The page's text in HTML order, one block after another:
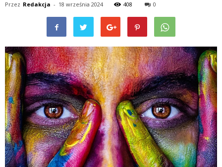
Przez Redakcja - 18 września 2024 408 0